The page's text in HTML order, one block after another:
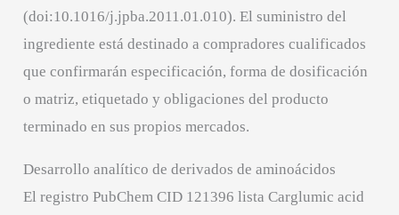
(doi:10.1016/j.jpba.2011.01.010). El suministro del
ingrediente está destinado a compradores cualificados
que confirmarán especificación, forma de dosificación
o matriz, etiquetado y obligaciones del producto
terminado en sus propios mercados.
Desarrollo analítico de derivados de aminoácidos
El registro PubChem CID 121396 lista Carglumic acid